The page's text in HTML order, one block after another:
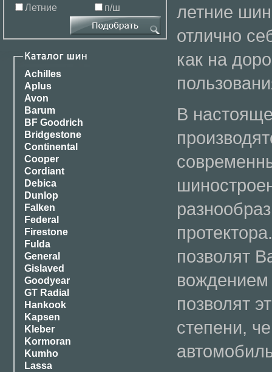
Летние
п/ш
Achilles
Aplus
Avon
Barum
BF Goodrich
Bridgestone
Continental
Cooper
Cordiant
Debica
Dunlop
Falken
Federal
Firestone
Fulda
General
Gislaved
Goodyear
GT Radial
Hankook
Kapsen
Kleber
Kormoran
Kumho
Lassa
летние
отлично
как на
В
позволят
вождением
позволят
степени,